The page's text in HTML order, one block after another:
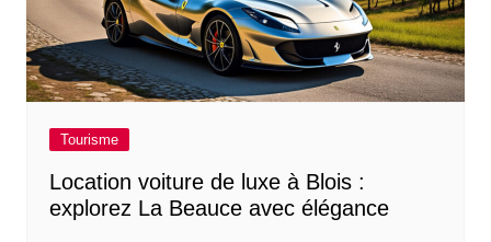
Tourisme
Location voiture de luxe à Blois :
explorez La Beauce avec élégance